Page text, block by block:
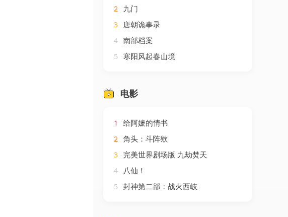
2 九门
3 唐朝诡事录
4 南部档案
5 寒阳风起春山境
电影
1
给阿嬷的情书
2 角头：斗阵欸
3 完美世界剧场版 九劫焚天
4
八仙！
5 封神第二部：战火西岐